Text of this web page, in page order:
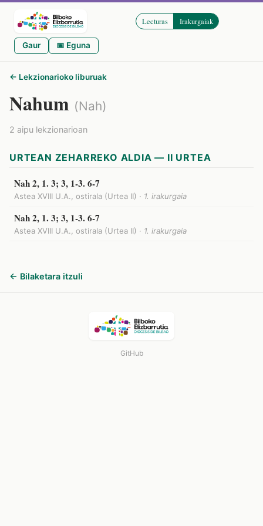
Lecturas Irakurgaiak
Gaur 📅 Eguna
← Lekzionarioko liburuak
Nahum (Nah)
2 aipu lekzionarioan
URTEAN ZEHARREKO ALDIA — II URTEA
Nah 2, 1. 3; 3, 1-3. 6-7
Astea XVIII U.A., ostirala (Urtea II) · 1. irakurgaia
Nah 2, 1. 3; 3, 1-3. 6-7
Astea XVIII U.A., ostirala (Urtea II) · 1. irakurgaia
← Bilaketara itzuli
GitHub